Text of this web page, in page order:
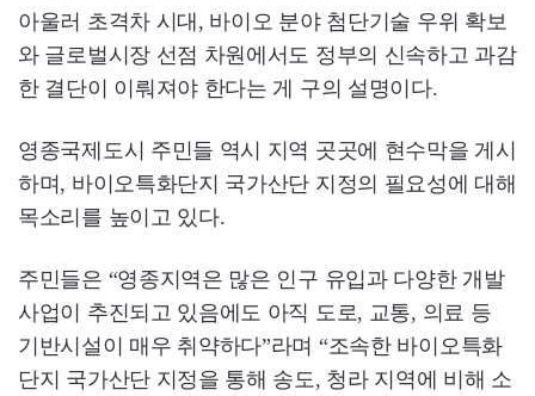
아울러 초격차 시대, 바이오 분야 첨단기술 우위 확보
와 글로벌시장 선점 차원에서도 정부의 신속하고 과감
한 결단이 이뤄져야 한다는 게 구의 설명이다.
영종국제도시 주민들 역시 지역 곳곳에 현수막을 게시
하며, 바이오특화단지 국가산단 지정의 필요성에 대해
목소리를 높이고 있다.
주민들은 “영종지역은 많은 인구 유입과 다양한 개발
사업이 추진되고 있음에도 아직 도로, 교통, 의료 등
기반시설이 매우 취약하다”라며 “조속한 바이오특화
단지 국가산단 지정을 통해 송도, 청라 지역에 비해 소